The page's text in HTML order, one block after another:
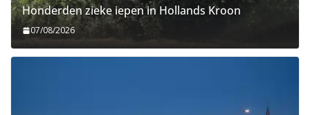
Honderden zieke iepen in Hollands Kroon
07/08/2026